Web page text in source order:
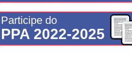
Participe do
PPA 2022-2025